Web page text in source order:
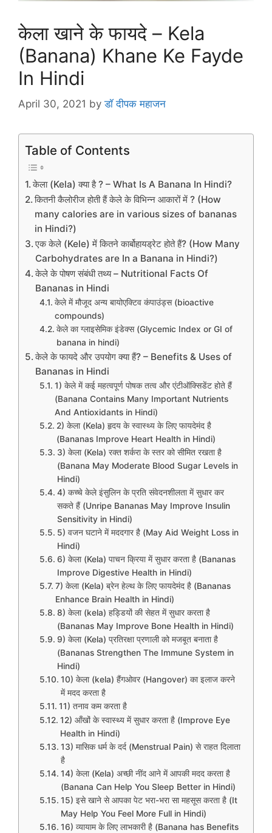
केला खाने के फायदे – Kela
(Banana) Khane Ke Fayde
In Hindi
April 30, 2021 byडॉ दीपक महाजन
Table of Contents
केला (Kela) क्या है ? – What Is A Banana In Hindi?
कितनी कैलोरीज होती हैं केले के विभिन्न आकारों में ? (How
many calories are in various sizes of bananas
in Hindi?)
एक केले (Kele) में कितने कार्बोहायड्रेट होते हैं? (How Many
Carbohydrates are In a Banana in Hindi?)
केले के पोषण संबंधी तथ्य – Nutritional Facts Of
Bananas in Hindi
केले में मौजूद अन्य बायोएक्टिव कंपाउंड्स (bioactive
compounds)
केले का ग्लाइसेमिक इंडेक्स (Glycemic Index or GI of
banana in hindi)
केले के फायदे और उपयोग क्या हैं? – Benefits & Uses of
Bananas in Hindi
1) केले में कई महत्वपूर्ण पोषक तत्व और एंटीऑक्सिडेंट होते हैं
(Banana Contains Many Important Nutrients
And Antioxidants in Hindi)
2) केला (Kela) हृदय के स्वास्थ्य के लिए फायदेमंद है
(Bananas Improve Heart Health in Hindi)
3) केला (Kela) रक्त शर्करा के स्तर को सीमित रखता है
(Banana May Moderate Blood Sugar Levels in
Hindi)
4) कच्चे केले इंसुलिन के प्रति संवेदनशीलता में सुधार कर
सकते हैं (Unripe Bananas May Improve Insulin
Sensitivity in Hindi)
5) वजन घटाने में मददगार है (May Aid Weight Loss in
Hindi)
6) केला (Kela) पाचन क्रिया में सुधार करता है (Bananas
Improve Digestive Health in Hindi)
7) केला (Kela) ब्रेन हेल्थ के लिए फायदेमंद है (Bananas
Enhance Brain Health in Hindi)
8) केला (kela) हड्डियों की सेहत में सुधार करता है
(Bananas May Improve Bone Health in Hindi)
9) केला (Kela) प्रतिरक्षा प्रणाली को मजबूत बनाता है
(Bananas Strengthen The Immune System in
Hindi)
10) केला (kela) हैंगओवर (Hangover) का इलाज करने
में मदद करता है
11) तनाव कम करता है
12) आँखों के स्वास्थ्य में सुधार करता है (Improve Eye
Health in Hindi)
13) मासिक धर्म के दर्द (Menstrual Pain) से राहत दिलाता
है
14) केला (Kela) अच्छी नींद आने में आपकी मदद करता है
(Banana Can Help You Sleep Better in Hindi)
15) इसे खाने से आपका पेट भरा-भरा सा महसूस करता है (It
May Help You Feel More Full in Hindi)
16) व्यायाम के लिए लाभकारी है (Banana has Benefits